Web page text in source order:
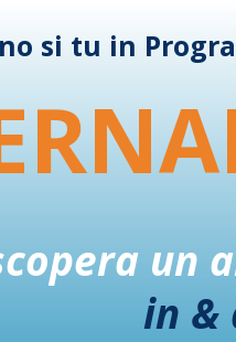
un
in &
si tu in